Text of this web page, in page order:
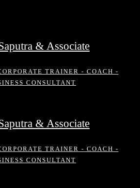
& Associate
TRAINER - COACH -
CONSULTANT
& Associate
TRAINER - COACH -
CONSULTANT